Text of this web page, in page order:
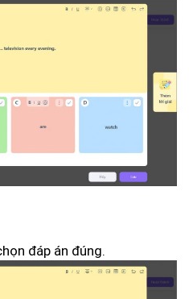
đáp án đúng.